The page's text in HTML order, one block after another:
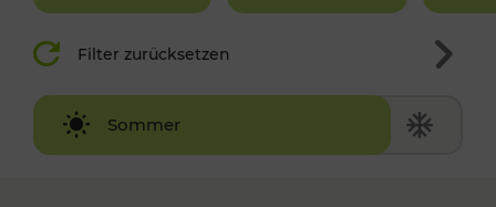
Filter zurücksetzen
Sommer
Winter